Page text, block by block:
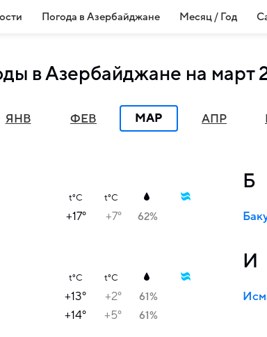
Погода в Азербайджане Месяц / Год
в Азербайджане на март
ЯНВ ФЕВ МАР АПР
t°C t°C
+17° +7° 62%
Б
t°C t°C
+13° +2° 61%
+14° +5° 61%
И